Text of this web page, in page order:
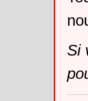
Si